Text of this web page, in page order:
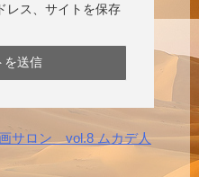
レス、サイトを保存
サロン vol.8 ムカデ人